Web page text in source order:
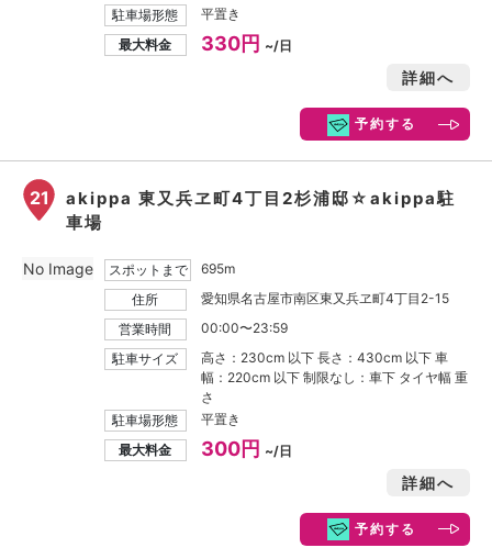
駐車場形態
平置き
最大料金
330円 ~/日
詳細へ
予約する
21
akippa 東又兵ヱ町4丁目2杉浦邸☆akippa駐
車場
スポットまで
695m
住所
愛知県名古屋市南区東又兵ヱ町4丁目2-15
営業時間
00:00〜23:59
駐車サイズ
高さ：230cm 以下 長さ：430cm 以下 車
幅：220cm 以下 制限なし：車下 タイヤ幅 重
さ
駐車場形態
平置き
最大料金
300円 ~/日
詳細へ
予約する
No Image